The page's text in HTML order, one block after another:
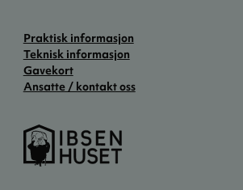
Praktisk informasjon
Teknisk informasjon
Gavekort
Ansatte / kontakt oss